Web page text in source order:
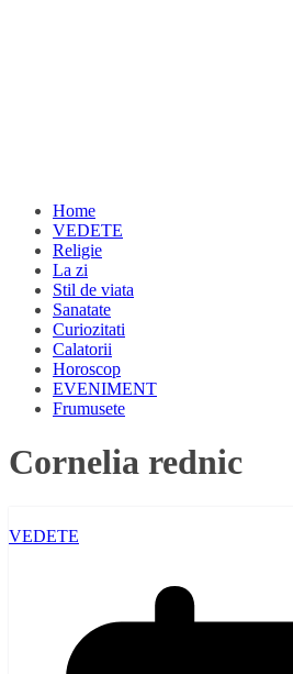
Home
VEDETE
Religie
La zi
Stil de viata
Sanatate
Curiozitati
Calatorii
Horoscop
EVENIMENT
Frumusete
Cornelia rednic
VEDETE